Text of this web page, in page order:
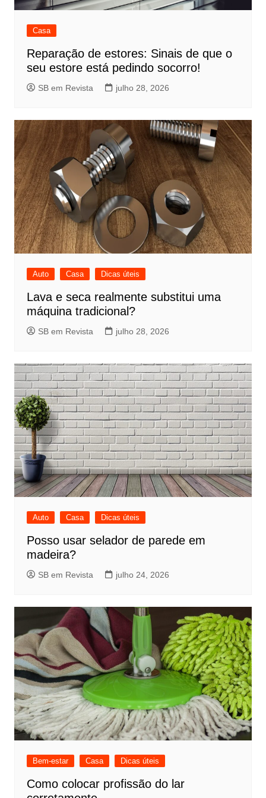
Casa
Reparação de estores: Sinais de que o
seu estore está pedindo socorro!
SB em Revista julho 28, 2026
Auto Casa Dicas úteis
Lava e seca realmente substitui uma
máquina tradicional?
SB em Revista julho 28, 2026
Auto Casa Dicas úteis
Posso usar selador de parede em
madeira?
SB em Revista julho 24, 2026
Bem-estar Casa Dicas úteis
Como colocar profissão do lar